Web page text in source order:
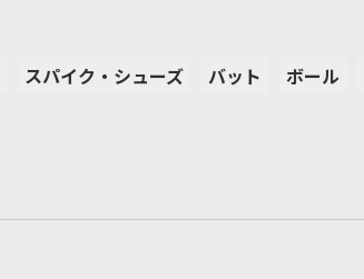
スパイク・シューズ バット ボール